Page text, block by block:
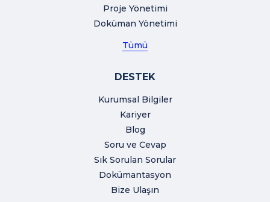
Proje Yönetimi
Doküman Yönetimi
Tümü
DESTEK
Kurumsal Bilgiler
Kariyer
Blog
Soru ve Cevap
Sık Sorulan Sorular
Dokümantasyon
Bize Ulaşın